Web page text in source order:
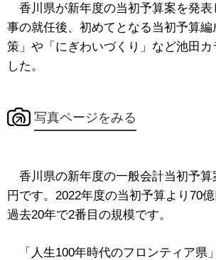
香川県が新年度の当初予算案を発表
事の就任後、初めてとなる当初予算
策」や「にぎわいづくり」など池田カ
した。
写真ページをみる
香川県の新年度の一般会計当初予算
円です。2022年度の当初予算より70億
過去20年で2番目の規模です。
「人生100年時代のフロンティア県